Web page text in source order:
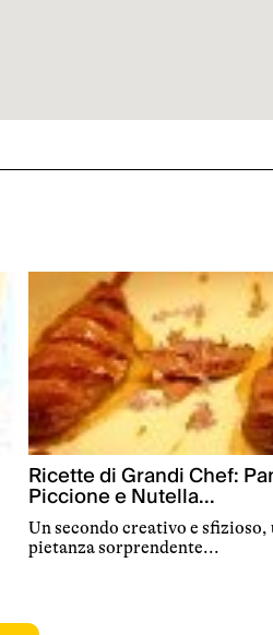
Ricette di Grandi Chef:
Piccione e Nutella...
Un secondo creativo e sfizioso,
pietanza sorprendente...